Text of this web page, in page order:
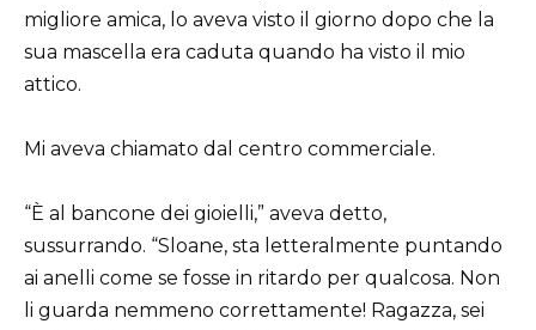
migliore amica, lo aveva visto il giorno dopo che la
sua mascella era caduta quando ha visto il mio
attico.
Mi aveva chiamato dal centro commerciale.
“È al bancone dei gioielli,” aveva detto,
sussurrando. “Sloane, sta letteralmente puntando
ai anelli come se fosse in ritardo per qualcosa. Non
li guarda nemmeno correttamente! Ragazza, sei